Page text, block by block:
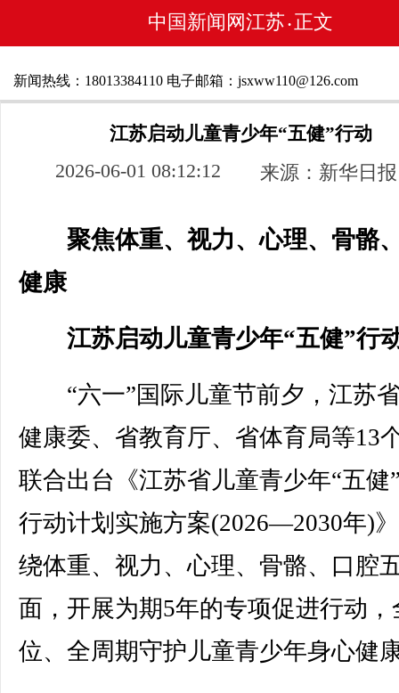
中国新闻网江苏 • 正文
新闻热线：18013384110 电子邮箱：jsxww110@126.com
江苏启动儿童青少年“五健”行动
2026-06-01 08:12:12 来源：新华日报
聚焦体重、视力、心理、骨骼
健康
江苏启动儿童青少年“五健”行
“六一”国际儿童节前夕，江苏
健康委、省教育厅、省体育局等13
联合出台《江苏省儿童青少年“五健
行动计划实施方案(2026—2030年)
绕体重、视力、心理、骨骼、口腔
面，开展为期5年的专项促进行动，
位、全周期守护儿童青少年身心健